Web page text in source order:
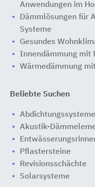
Anwendungen im
Dämmlösungen für
Systeme
Gesundes
Innendämmung mit
Wärmedämmung
Beliebte Suchen
Abdichtungssysteme
Akustik-
Pflastersteine
Revisionsschächte
Solarsysteme